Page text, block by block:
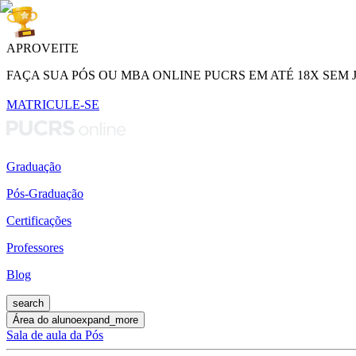
APROVEITE
FAÇA SUA PÓS OU MBA ONLINE PUCRS EM ATÉ 18X SEM
MATRICULE-SE
Graduação
Pós-Graduação
Certificações
Professores
Blog
search
Área do alunoexpand_more
Sala de aula da Pós